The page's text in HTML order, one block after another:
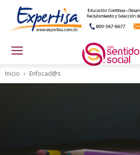
Inicio Enfocad@s